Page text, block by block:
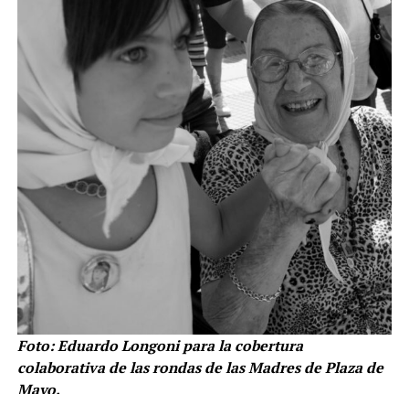
Foto: Eduardo Longoni para la cobertura
colaborativa de las rondas de las Madres de Plaza de
Mayo.